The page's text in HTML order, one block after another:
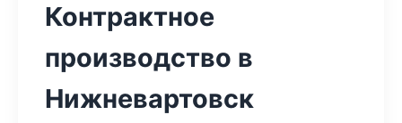
Контрактное
производство в
Нижневартовск